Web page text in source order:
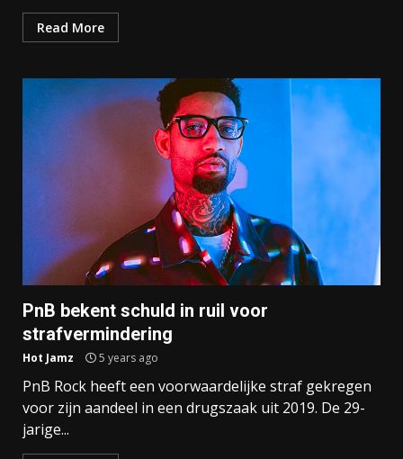
Read More
PnB bekent schuld in ruil voor
strafvermindering
Hot Jamz 5 years ago
PnB Rock heeft een voorwaardelijke straf gekregen
voor zijn aandeel in een drugszaak uit 2019. De 29-
jarige...